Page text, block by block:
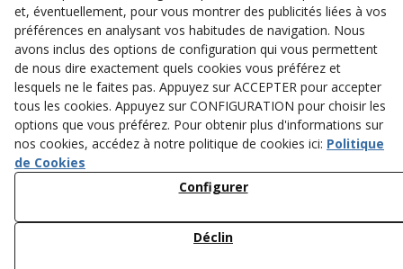
Actuació del Programa de Desenvolupament Rural de Catalunya 2014-2020,
cofinançada per:
et, éventuellement, pour vous montrer des publicités liées à vos
préférences en analysant vos habitudes de navigation. Nous
avons inclus des options de configuration qui vous permettent
de nous dire exactement quels cookies vous préférez et
lesquels ne le faites pas. Appuyez sur ACCEPTER pour accepter
tous les cookies. Appuyez sur CONFIGURATION pour choisir les
options que vous préférez. Pour obtenir plus d'informations sur
nos cookies, accédez à notre politique de cookies ici: Politique
de Cookies
Configurer
Déclin